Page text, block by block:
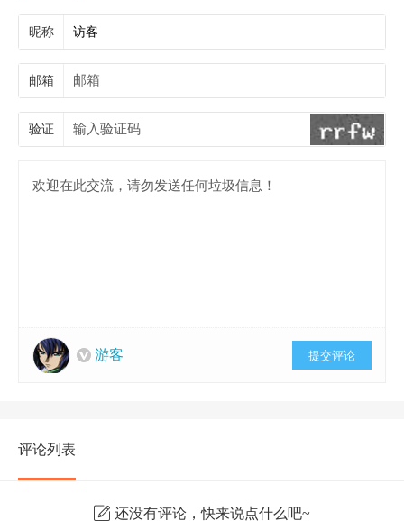
昵称
邮箱
验证
游客 提交评论
评论列表
还没有评论，快来说点什么吧~